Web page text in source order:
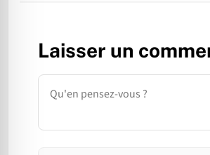
Laisser un
Commentaire